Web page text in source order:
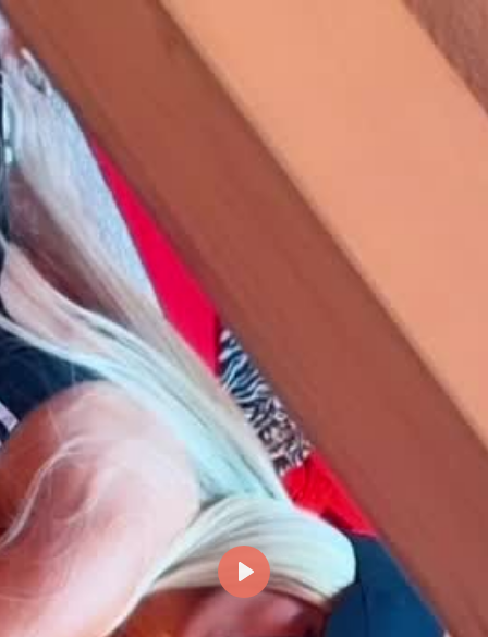
Reproducir